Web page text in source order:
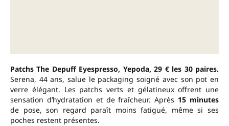
Patchs The Depuff Eyespresso, Yepoda, 29 € les 30 paires.
Serena, 44 ans, salue le packaging soigné avec son pot en
verre élégant. Les patchs verts et gélatineux offrent une
sensation d’hydratation et de fraîcheur. Après 15 minutes
de pose, son regard paraît moins fatigué, même si ses
poches restent présentes.